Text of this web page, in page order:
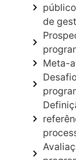
de
Meta-